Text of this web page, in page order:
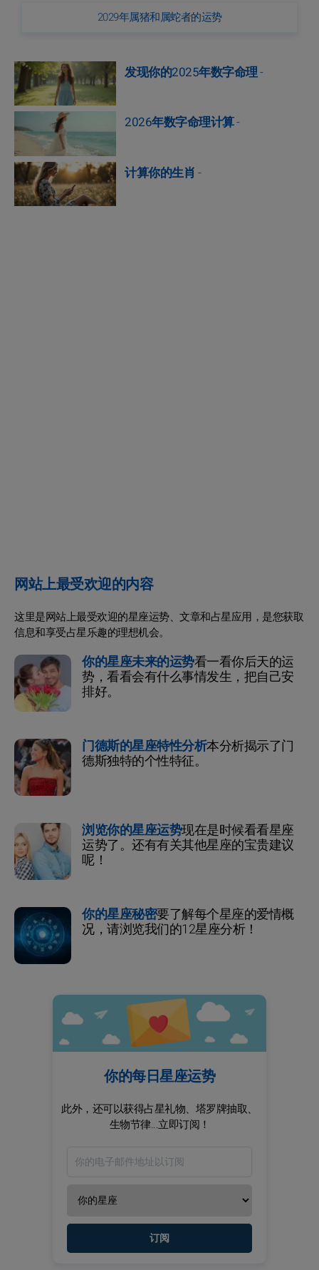
2029年属猪和属蛇者的运势
发现你的2025年数字命理-
2026年数字命理计算-
计算你的生肖 -
网站上最受欢迎的内容
这里是网站上最受欢迎的星座运势、文章和占星应用，是您获取
信息和享受占星乐趣的理想机会。
你的星座未来的运势看一看你后天的运
势，看看会有什么事情发生，把自己安
排好。
门德斯的星座特性分析本分析揭示了门
德斯独特的个性特征。
浏览你的星座运势现在是时候看看星座
运势了。还有有关其他星座的宝贵建议
呢！
你的星座秘密要了解每个星座的爱情概
况，请浏览我们的12星座分析！
你的每日星座运势
此外，还可以获得占星礼物、塔罗牌抽取、
生物节律...立即订阅！
订阅